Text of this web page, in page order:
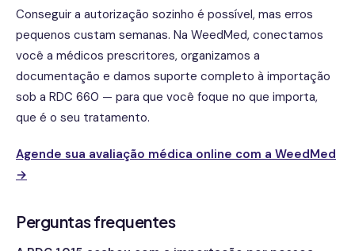
Conseguir a autorização sozinho é possível, mas erros
pequenos custam semanas. Na WeedMed, conectamos
você a médicos prescritores, organizamos a
documentação e damos suporte completo à importação
sob a RDC 660 — para que você foque no que importa,
que é o seu tratamento.
Agende sua avaliação médica online com a WeedMed
→
Perguntas frequentes